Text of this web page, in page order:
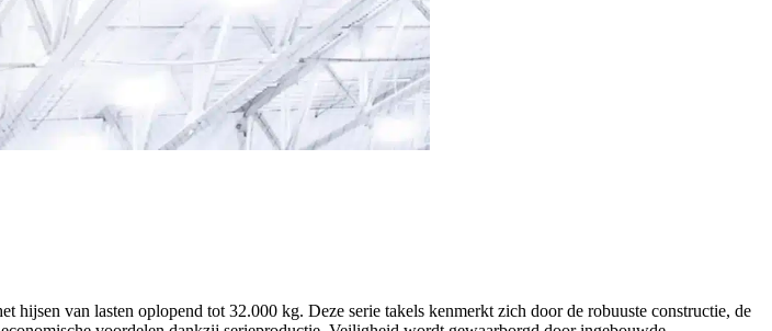
van lasten oplopend tot 32.000 kg. Deze serie takels kenmerkt zich door de robuuste constructie, de